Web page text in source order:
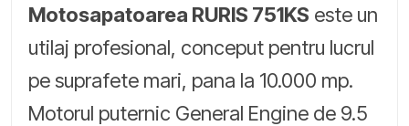
Motosapatoarea RURIS 751KS este un
utilaj profesional, conceput pentru lucrul
pe suprafete mari, pana la 10.000 mp.
Motorul puternic General Engine de 9.5